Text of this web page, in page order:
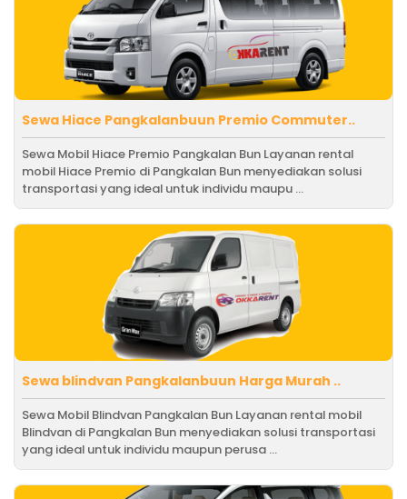
Sewa Hiace Pangkalanbuun Premio Commuter..
Sewa Mobil Hiace Premio Pangkalan Bun Layanan rental
mobil Hiace Premio di Pangkalan Bun menyediakan solusi
transportasi yang ideal untuk individu maupu ...
Sewa blindvan Pangkalanbuun Harga Murah ..
Sewa Mobil Blindvan Pangkalan Bun Layanan rental mobil
Blindvan di Pangkalan Bun menyediakan solusi transportasi
yang ideal untuk individu maupun perusa ...